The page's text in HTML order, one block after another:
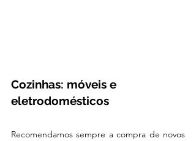
Cozinhas: móveis e
eletrodomésticos
Recomendamos sempre a compra de novos